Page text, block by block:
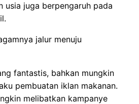
usia juga berpengaruh pada
jalur menuju
fantastis, bahkan mungkin
pembuatan iklan makanan.
melibatkan kampanye